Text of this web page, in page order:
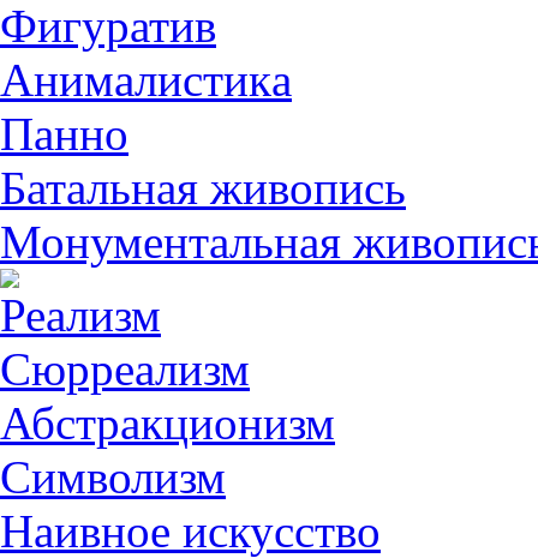
Фигуратив
Анималистикa
Панно
Батальная живопись
Монументальная
Реализм
Сюрреализм
Абстракционизм
Символизм
Наивное искусство